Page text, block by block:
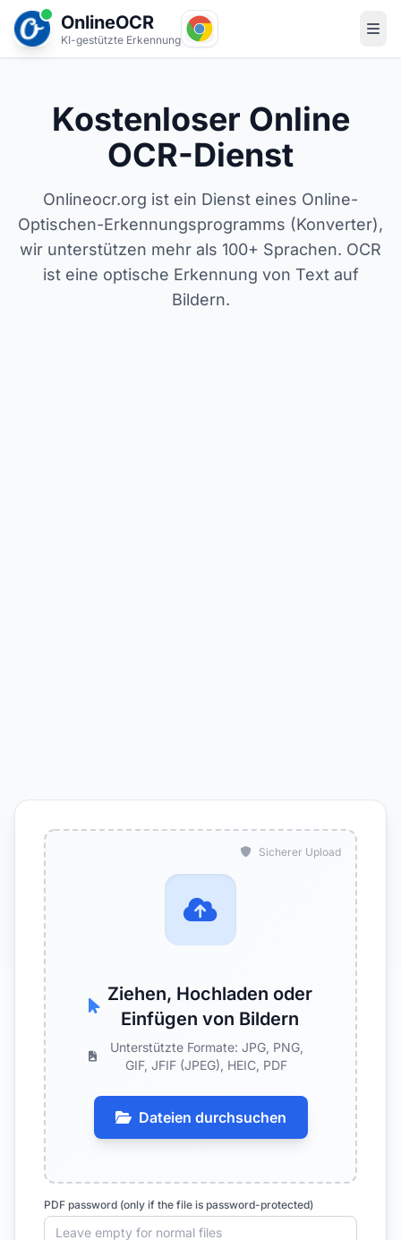
OnlineOCR
KI-gestützte Erkennung
Kostenloser Online
OCR-Dienst
Onlineocr.org ist ein Dienst eines Online-
Optischen-Erkennungsprogramms (Konverter),
wir unterstützen mehr als 100+ Sprachen. OCR
ist eine optische Erkennung von Text auf
Bildern.
Sicherer Upload
Ziehen, Hochladen oder
Einfügen von Bildern
Unterstützte Formate: JPG, PNG,
GIF, JFIF (JPEG), HEIC, PDF
Dateien durchsuchen
PDF password (only if the file is password-protected)